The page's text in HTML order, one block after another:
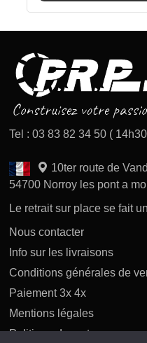
Tel : 03 83 82 34 50 (
10ter route de
54700 Norroy les pont a
Le retrait sur place se fait
Nous contacter
Info sur les livraisons
Conditions générales de
Paiement 3x 4x
Mentions légales
Politique des retours